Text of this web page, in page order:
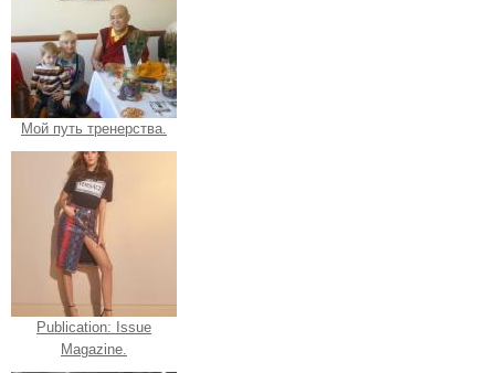
Мой путь тренерства.
Publication: Issue
Magazine.